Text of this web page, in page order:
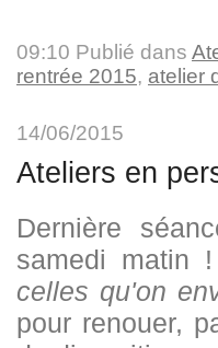
09:10 Publié dans
rentrée 2015, atelier
14/06/2015
Ateliers en
Dernière
samedi matin
celles qu'on
pour renouer,